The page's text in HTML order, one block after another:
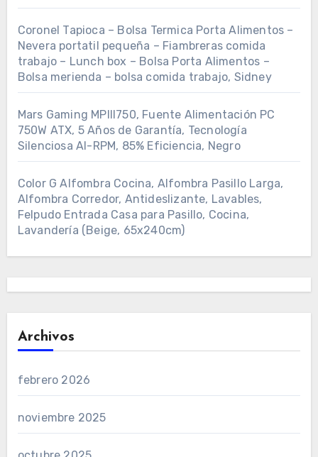
Coronel Tapioca – Bolsa Termica Porta Alimentos –
Nevera portatil pequeña – Fiambreras comida
trabajo – Lunch box – Bolsa Porta Alimentos –
Bolsa merienda – bolsa comida trabajo, Sidney
Mars Gaming MPIII750, Fuente Alimentación PC
750W ATX, 5 Años de Garantía, Tecnología
Silenciosa AI-RPM, 85% Eficiencia, Negro
Color G Alfombra Cocina, Alfombra Pasillo Larga,
Alfombra Corredor, Antideslizante, Lavables,
Felpudo Entrada Casa para Pasillo, Cocina,
Lavandería (Beige, 65x240cm)
Archivos
febrero 2026
noviembre 2025